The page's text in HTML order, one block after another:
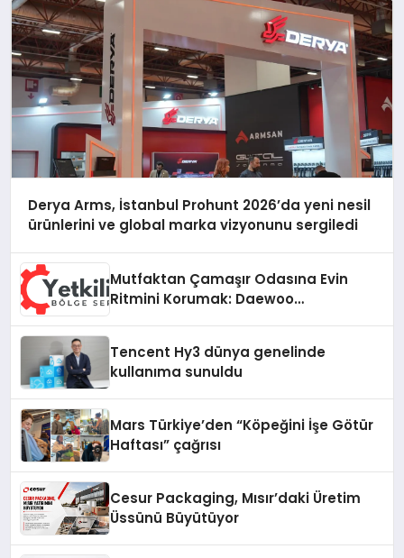
Derya Arms, İstanbul Prohunt 2026’da yeni nesil
ürünlerini ve global marka vizyonunu sergiledi
Mutfaktan Çamaşır Odasına Evin
Ritmini Korumak: Daewoo
Tencent Hy3 dünya genelinde
kullanıma sunuldu
Mars Türkiye’den “Köpeğini İşe Götür
Haftası” çağrısı
Cesur Packaging, Mısır’daki Üretim
Üssünü Büyütüyor